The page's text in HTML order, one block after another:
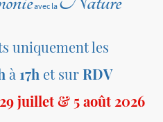
avec la
uniquement les
à 17h et surRDV
juillet & 5 août 2026